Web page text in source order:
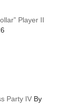
Player II
Party IV By